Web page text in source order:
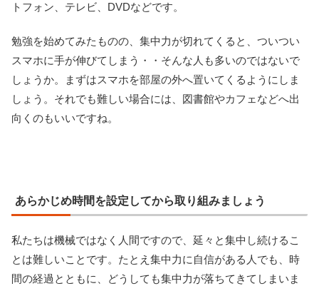
トフォン、テレビ、DVDなどです。
勉強を始めてみたものの、集中力が切れてくると、ついつい
スマホに手が伸びてしまう・・そんな人も多いのではないで
しょうか。まずはスマホを部屋の外へ置いてくるようにしま
しょう。それでも難しい場合には、図書館やカフェなどへ出
向くのもいいですね。
あらかじめ時間を設定してから取り組みましょう
私たちは機械ではなく人間ですので、延々と集中し続けるこ
とは難しいことです。たとえ集中力に自信がある人でも、時
間の経過とともに、どうしても集中力が落ちてきてしまいま